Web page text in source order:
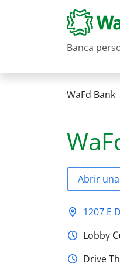
Banca
WaFd Bank
Abrir
1207 E
Lobby
Drive